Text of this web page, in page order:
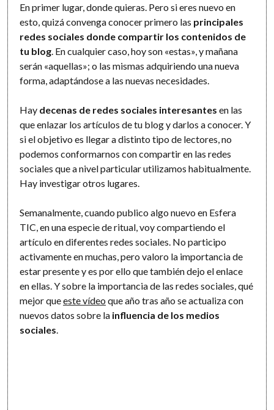
En primer lugar, donde quieras. Pero si eres nuevo en
esto, quizá convenga conocer primero las principales
redes sociales donde compartir los contenidos de
tu blog. En cualquier caso, hoy son «estas», y mañana
serán «aquellas»; o las mismas adquiriendo una nueva
forma, adaptándose a las nuevas necesidades.
Hay decenas de redes sociales interesantes en las
que enlazar los artículos de tu blog y darlos a conocer. Y
si el objetivo es llegar a distinto tipo de lectores, no
podemos conformarnos con compartir en las redes
sociales que a nivel particular utilizamos habitualmente.
Hay investigar otros lugares.
Semanalmente, cuando publico algo nuevo en Esfera
TIC, en una especie de ritual, voy compartiendo el
artículo en diferentes redes sociales. No participo
activamente en muchas, pero valoro la importancia de
estar presente y es por ello que también dejo el enlace
en ellas. Y sobre la importancia de las redes sociales, qué
mejor queeste vídeo que año tras año se actualiza con
nuevos datos sobre la influencia de los medios
sociales.